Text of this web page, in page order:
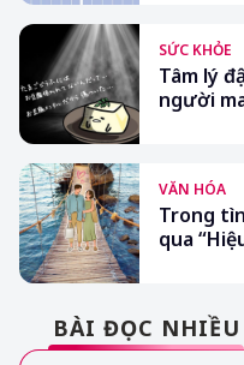
SỨC KHỎE
Tâm lý
người
VĂN HÓA
Trong
qua
BÀI ĐỌC NHIỀU